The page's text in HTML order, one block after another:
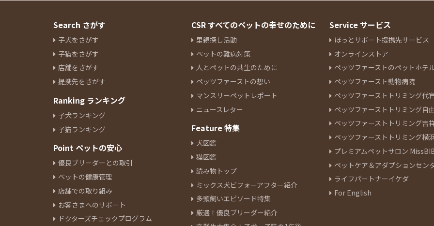
Search さがす
子犬をさがす
子猫をさがす
店舗をさがす
提携先をさがす
Ranking ランキング
子犬ランキング
子猫ランキング
Point ペットの安心
優良ブリーダーとの取引
ペットの健康管理
店舗での取り組み
お客さまへのサポート
ドクターズチェックプログラム
CSR すべてのペットの幸せのために
里親探し活動
ペットの難病対策
人とペットの共生のために
ペッツファーストの想い
マンスリーペットレポート
ニュースレター
Feature 特集
犬図鑑
猫図鑑
読み物トップ
ミックス犬ビフォーアフター紹介
多頭飼いエピソード特集
厳選！優良ブリーダー紹介
Service サービス
ほっとサポート提携先サービス
オンラインストア
ペッツファーストのペットホテ
ペッツファースト動物病院
ペッツファーストトリミング代
ペッツファーストトリミング自
ペッツファーストトリミング吉
ペッツファーストトリミング横
プレミアムペットサロン
ペットケア＆アダプションセン
ライフパートナーイケダ
For English